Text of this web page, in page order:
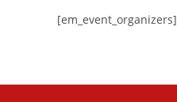
[em_event_organizers]